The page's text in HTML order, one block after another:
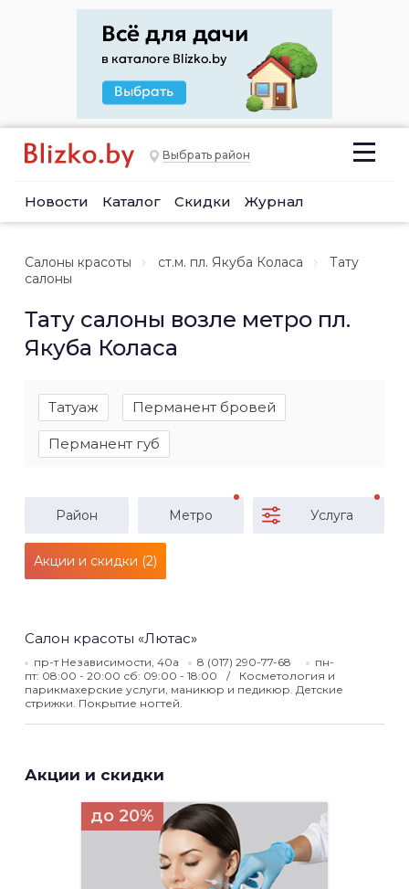
Выбрать район
Новости Каталог Скидки Журнал
Салоны красоты ст.м. пл. Якуба Коласа
Тату
салоны
Тату салоны возле метро пл.
Якуба Коласа
Татуаж Перманент бровей
Перманент губ
Район Метро Услуга
Акции и скидки (2)
Салон красоты «Лютас»
пр-т Независимости, 40а 8 (017) 290-77-68
пн-
пт: 08:00 - 20:00 сб: 09:00 - 18:00
Косметология и
парикмахерские услуги, маникюр и педикюр. Детские
стрижки. Покрытие ногтей.
Акции и скидки
до 20%